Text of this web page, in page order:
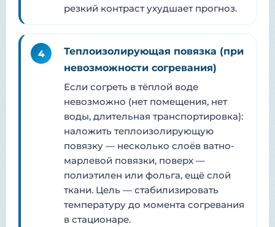
резкий контраст ухудшает прогноз.
4
Теплоизолирующая повязка (при
невозможности согревания)
Если согреть в тёплой воде
невозможно (нет помещения, нет
воды, длительная транспортировка):
наложить теплоизолирующую
повязку — несколько слоёв ватно-
марлевой повязки, поверх —
полиэтилен или фольга, ещё слой
ткани. Цель — стабилизировать
температуру до момента согревания
в стационаре.